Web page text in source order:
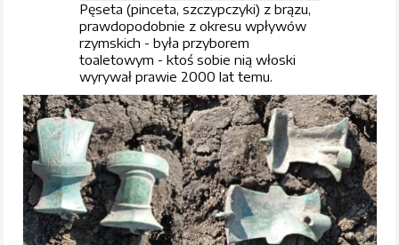
Pęseta (pinceta, szczypczyki) z brązu,
prawdopodobnie z okresu wpływów
rzymskich - była przyborem
toaletowym - ktoś sobie nią włoski
wyrywał prawie 2000 lat temu.